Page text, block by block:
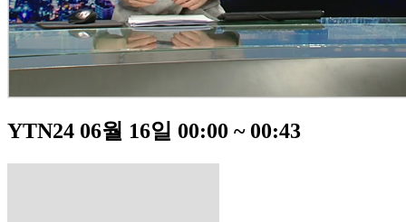
YTN24 06월 16일 00:00 ~ 00:43